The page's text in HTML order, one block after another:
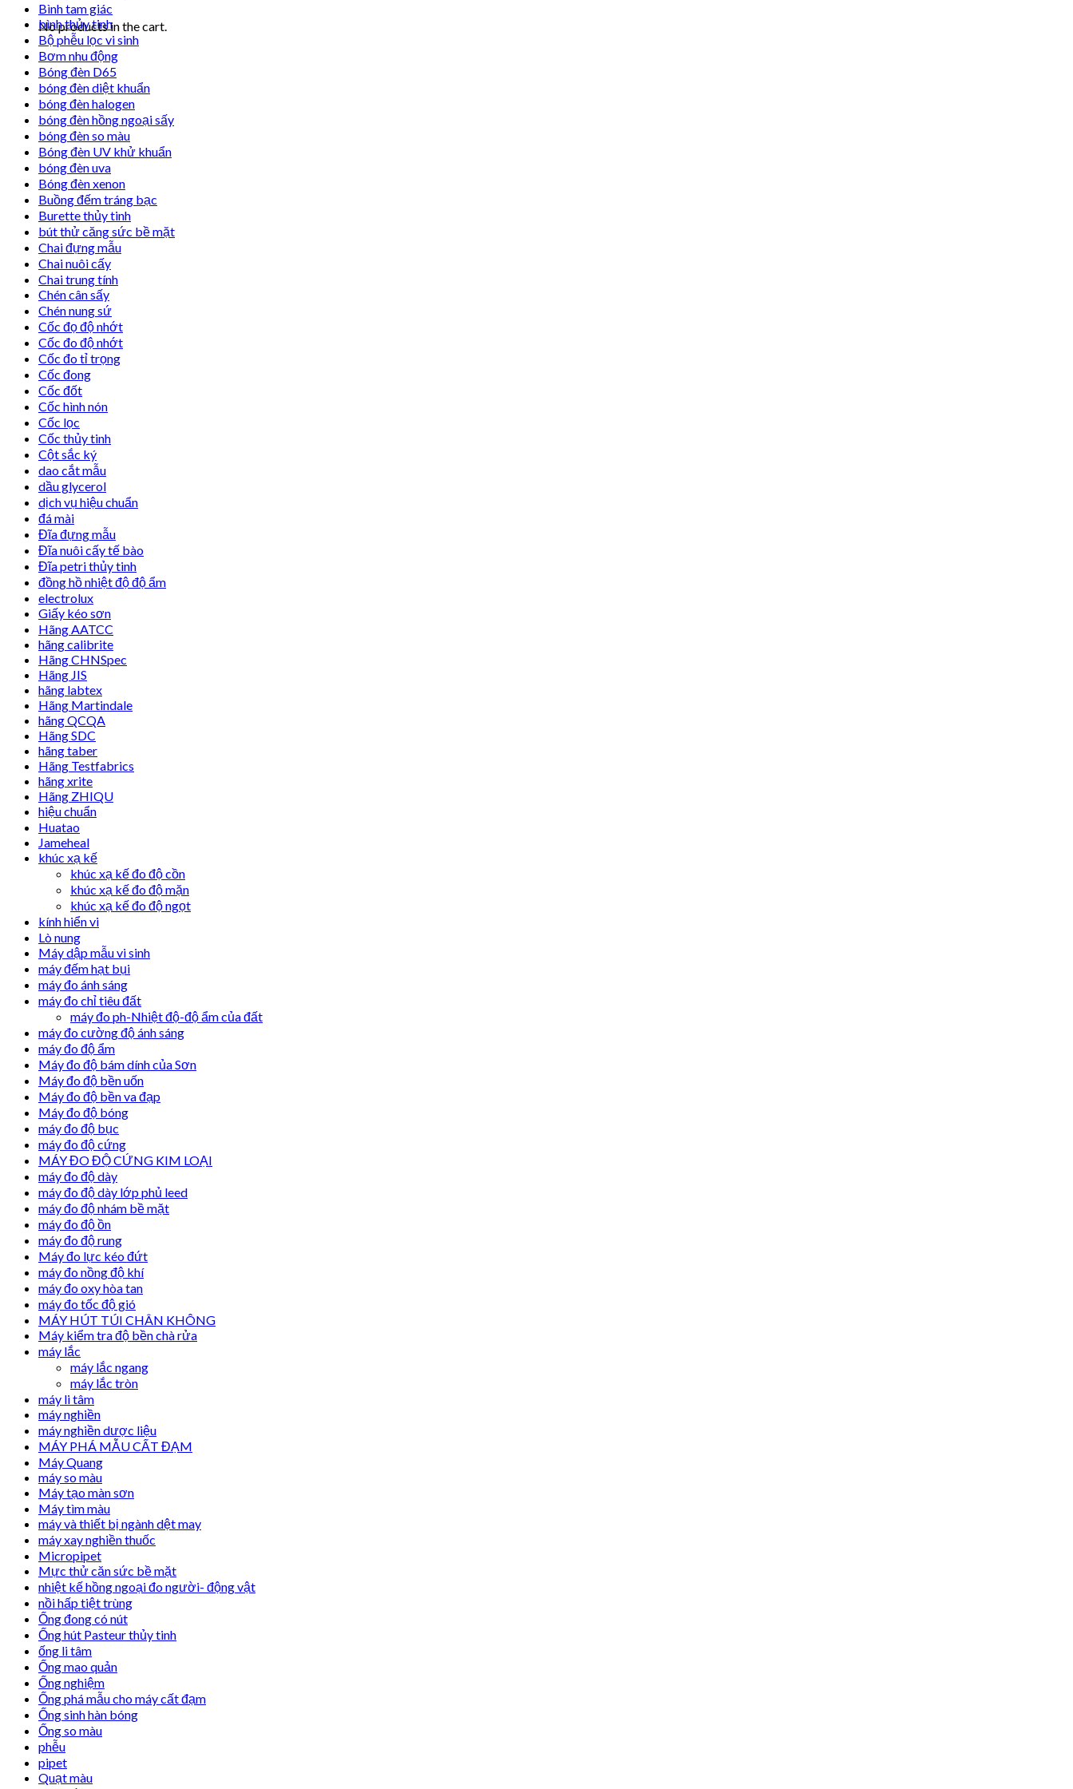
No products in the cart.
Bình tam giác
bình thủy tinh
Bộ phễu lọc vi sinh
Bơm nhu động
Bóng đèn D65
bóng đèn diệt khuẩn
bóng đèn halogen
bóng đèn hồng ngoại sấy
bóng đèn so màu
Bóng đèn UV khử khuẩn
bóng đèn uva
Bóng đèn xenon
Buồng đếm tráng bạc
Burette thủy tinh
bút thử căng sức bề mặt
Chai đựng mẫu
Chai nuôi cấy
Chai trung tính
Chén cân sấy
Chén nung sứ
Cốc đọ độ nhớt
Cốc đo độ nhớt
Cốc đo tỉ trọng
Cốc đong
Cốc đốt
Cốc hình nón
Cốc lọc
Cốc thủy tinh
Cột sắc ký
dao cắt mẫu
dầu glycerol
dịch vụ hiệu chuẩn
đá mài
Đĩa đựng mẫu
Đĩa nuôi cấy tế bào
Đĩa petri thủy tinh
đồng hồ nhiệt độ độ ẩm
electrolux
Giấy kéo sơn
Hãng AATCC
hãng calibrite
Hãng CHNSpec
Hãng JIS
hãng labtex
Hãng Martindale
hãng QCQA
Hãng SDC
hãng taber
Hãng Testfabrics
hãng xrite
Hãng ZHIQU
hiệu chuẩn
Huatao
Jameheal
khúc xạ kế
khúc xạ kế đo độ cồn
khúc xạ kế đo độ mặn
khúc xạ kế đo độ ngọt
kính hiển vi
Lò nung
Máy dập mẫu vi sinh
máy đếm hạt bụi
máy đo ánh sáng
máy đo chỉ tiêu đất
máy đo ph-Nhiệt độ-độ ẩm của đất
máy đo cường độ ánh sáng
máy đo độ ẩm
Máy đo độ bám dính của Sơn
Máy đo độ bền uốn
Máy đo độ bền va đạp
Máy đo độ bóng
máy đo độ bục
máy đo độ cứng
MÁY ĐO ĐỘ CỨNG KIM LOẠI
máy đo độ dày
máy đo độ dày lớp phủ leed
máy đo độ nhám bề mặt
máy đo độ ồn
máy đo độ rung
Máy đo lực kéo đứt
máy đo nồng độ khí
máy đo oxy hòa tan
máy đo tốc độ gió
MÁY HÚT TÚI CHÂN KHÔNG
Máy kiểm tra độ bền chà rửa
máy lắc
máy lắc ngang
máy lắc tròn
máy li tâm
máy nghiền
máy nghiền dược liệu
MÁY PHÁ MẪU CẤT ĐẠM
Máy Quang
máy so màu
Máy tạo màn sơn
Máy tìm màu
máy và thiết bị ngành dệt may
máy xay nghiền thuốc
Micropipet
Mực thử căn sức bề mặt
nhiệt kế hồng ngoại đo người- động vật
nồi hấp tiệt trùng
Ống đong có nút
Ống hút Pasteur thủy tinh
ống li tâm
Ống mao quản
Ống nghiệm
Ống phá mẫu cho máy cất đạm
Ống sinh hàn bóng
Ống so màu
phễu
pipet
Quạt màu